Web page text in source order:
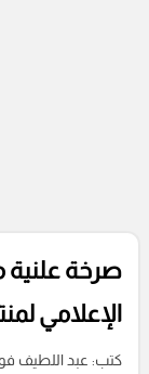
صرخة علنية
الإعلامي
كتب: عبد اللطيف